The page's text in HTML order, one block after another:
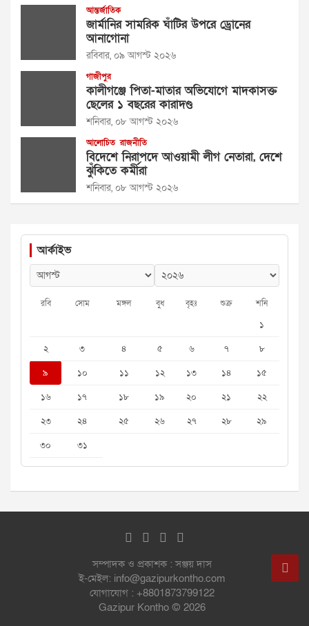
আন্তর্জাতিক
জার্মানির সামরিক ঘাঁটির উপরে ড্রোনের
আনাগোনা
রবিবার, ০৯ আগস্ট ২০২৬
গাজীপুর
কালীগঞ্জে পিতা-মাতার অভিযোগে মাদকাসক্ত
ছেলের ১ বছরের কারাদণ্ড
শনিবার, ০৮ আগস্ট ২০২৬
আলোচিত রাজনীতি
বিদেশে নিরাপদে আওয়ামী লীগ নেতারা, দেশে
ঝুঁকিতে কর্মীরা
শনিবার, ০৮ আগস্ট ২০২৬
আর্কাইভ
রবি সোম মঙ্গল বুধ বৃহঃ শুক্র শনি
১
২
৩ ৪ ৫ ৬ ৭
৮
৯
১০ ১১ ১২ ১৩ ১৪
১৫
১৬
১৭ ১৮ ১৯ ২০ ২১
২২
২৩
২৪ ২৫ ২৬ ২৭ ২৮
২৯
৩০
৩১
সম্পাদক ও প্রকাশক : সঞ্জয় দাস
ই-মেইল: info@gazipurkontho.com
যোগাযোগ : +8801873799122
Gazipur Kontho © 2026